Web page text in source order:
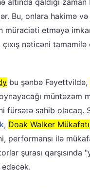
Bu, onlara hakimə
müraciəti etməyə
nəticəni
bu şənbə Fəyettvildə,
müntəzəm
fürsətə sahib olacaq.
, Doak Walker Mükafatı
performansı ilə
şurası qarşısında